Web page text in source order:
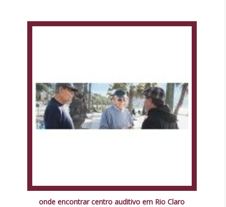
onde encontrar centro auditivo em Rio Claro